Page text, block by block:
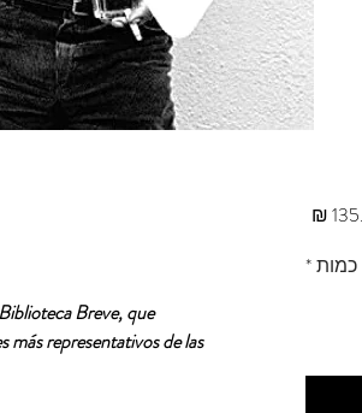
Breve, que
más representativos de las
כמות*